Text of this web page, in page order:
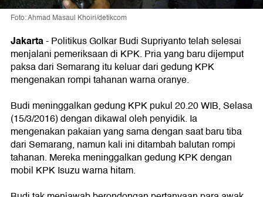
Foto: Ahmad Masaul Khoiri/detikcom
Jakarta-Politikus Golkar Budi Supriyanto telah selesai
menjalani pemeriksaan di KPK. Pria yang baru dijemput
paksa dari Semarang itu keluar dari gedung KPK
mengenakan rompi tahanan warna oranye.
Budi meninggalkan gedung KPK pukul 20.20 WIB, Selasa
(15/3/2016) dengan dikawal oleh penyidik. Ia
mengenakan pakaian yang sama dengan saat baru tiba
dari Semarang, namun kali ini ditambah balutan rompi
tahanan. Mereka meninggalkan gedung KPK dengan
mobil KPK Isuzu warna hitam.